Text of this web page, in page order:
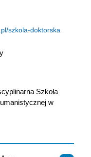
szkola-doktorska
Szkoła
w